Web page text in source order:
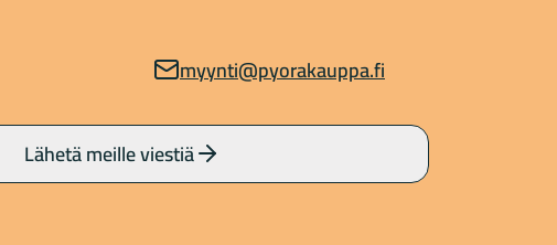
myynti@pyorakauppa.fi
Lähetä meille viestiä